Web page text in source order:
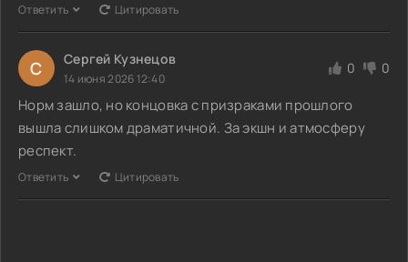
Ответить Цитировать
С Сергей Кузнецов
14 июня 2026 12:40
0 0
Норм зашло, но концовка с призраками прошлого
вышла слишком драматичной. За экшн и атмосферу
респект.
Ответить Цитировать